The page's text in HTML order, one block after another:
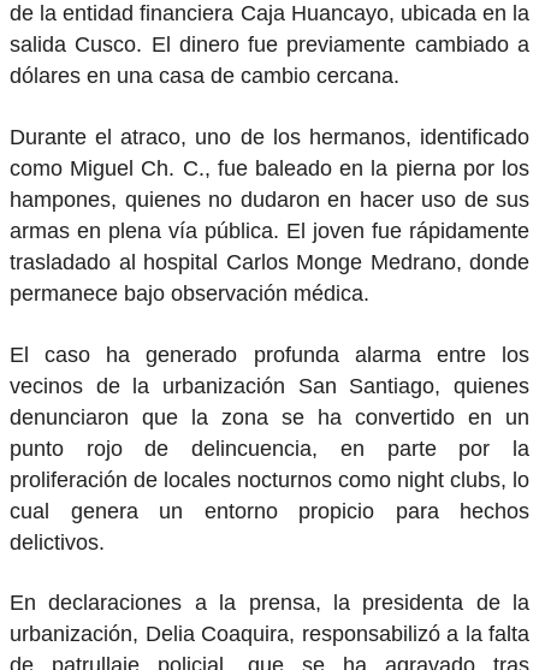
de la entidad financiera Caja Huancayo, ubicada en la
salida Cusco. El dinero fue previamente cambiado a
dólares en una casa de cambio cercana.
Durante el atraco, uno de los hermanos, identificado
como Miguel Ch. C., fue baleado en la pierna por los
hampones, quienes no dudaron en hacer uso de sus
armas en plena vía pública. El joven fue rápidamente
trasladado al hospital Carlos Monge Medrano, donde
permanece bajo observación médica.
El caso ha generado profunda alarma entre los
vecinos de la urbanización San Santiago, quienes
denunciaron que la zona se ha convertido en un
punto rojo de delincuencia, en parte por la
proliferación de locales nocturnos como night clubs, lo
cual genera un entorno propicio para hechos
delictivos.
En declaraciones a la prensa, la presidenta de la
urbanización, Delia Coaquira, responsabilizó a la falta